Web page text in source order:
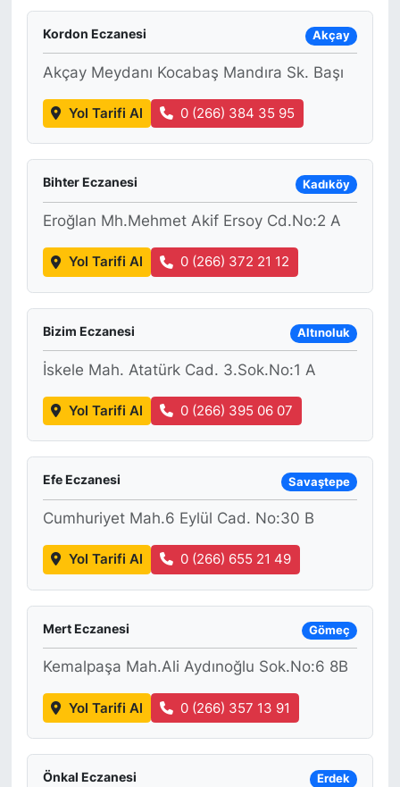
Kordon Eczanesi Akçay
Akçay Meydanı Kocabaş Mandıra Sk. Başı
Yol Tarifi Al 0 (266) 384 35 95
Bihter Eczanesi Kadıköy
Eroğlan Mh.Mehmet Akif Ersoy Cd.No:2 A
Yol Tarifi Al 0 (266) 372 21 12
Bizim Eczanesi Altınoluk
İskele Mah. Atatürk Cad. 3.Sok.No:1 A
Yol Tarifi Al 0 (266) 395 06 07
Efe Eczanesi Savaştepe
Cumhuriyet Mah.6 Eylül Cad. No:30 B
Yol Tarifi Al 0 (266) 655 21 49
Mert Eczanesi Gömeç
Kemalpaşa Mah.Ali Aydınoğlu Sok.No:6 8B
Yol Tarifi Al 0 (266) 357 13 91
Önkal Eczanesi Erdek